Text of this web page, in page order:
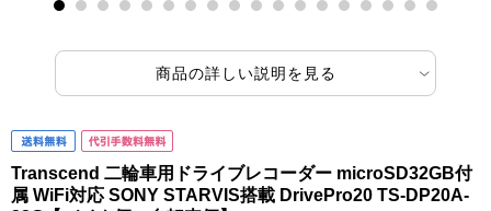
10 11 12 13 14 15 16 17
商品の詳しい説明を見る
Transcend 二輪車用ドライブレコーダー microSD32GB付
属 WiFi対応 SONY STARVIS搭載 DrivePro20 TS-DP20A-